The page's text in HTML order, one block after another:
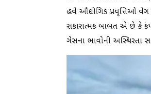
હવે ઔદ્યોગિક પ્રવૃત્તિઓ વેગ
સકારાત્મક બાબત એ છે કે
ગેસના ભાવોની અસ્થિરતા